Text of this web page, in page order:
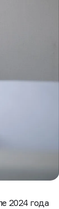
2024 года